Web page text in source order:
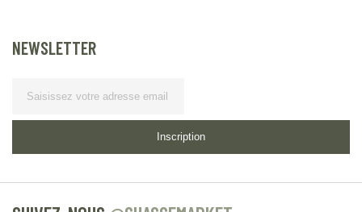
NEWSLETTER
Inscription